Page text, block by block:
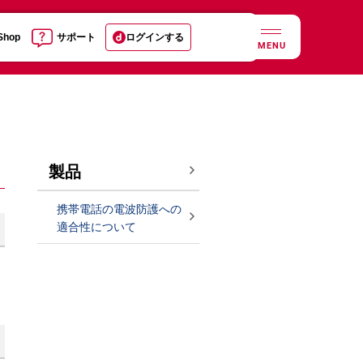
サポート ログインする
MENU
製品
携帯電話の電波防護への
適合性について